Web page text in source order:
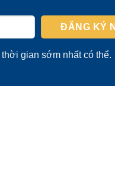
gian sớm nhất có thể.